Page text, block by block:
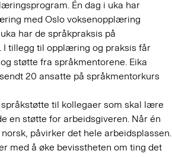
Én dag i uka har
med Oslo voksenopplæring
har de språkpraksis på
I tillegg til opplæring og praksis får
støtte fra språkmentorene. Eika
20 ansatte på språkmentorkurs
til kollegaer som skal lære
en støtte for arbeidsgiveren. Når én
påvirker det hele arbeidsplassen.
med å øke bevisstheten om ting det